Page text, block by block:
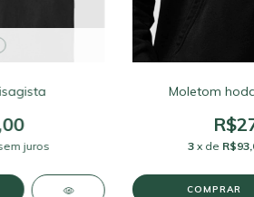
juros
Moletom
3 x de
COMPRAR